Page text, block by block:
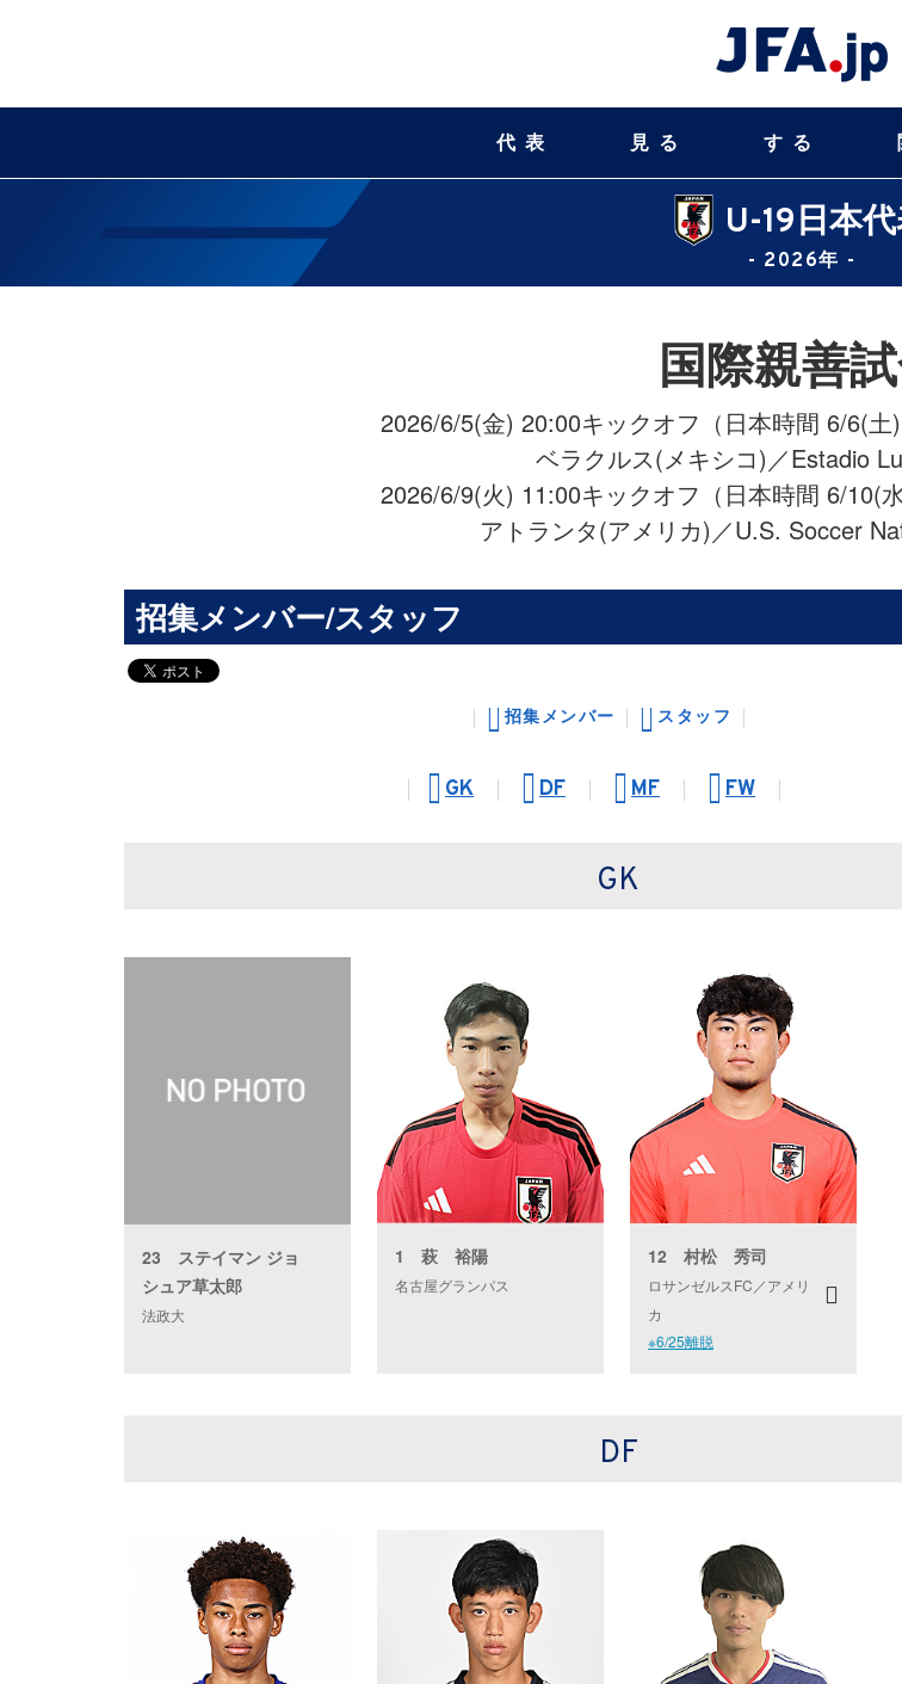
代表 見る する
U-19日本
- 2026年 -
国際親善
2026/6/5(金) 20:00キックオフ（日本時間 6/6(
ベラクルス(メキシコ)／Estadio
2026/6/9(火) 11:00キックオフ（日本時間 6/10(
アトランタ(アメリカ)／U.S. Soccer
招集メンバー/スタッフ
招集メンバー スタッフ
GK DF MF FW
GK
23 ステイマン ジョ
シュア草太郎
法政大
1 萩 裕陽
名古屋グランパス
12 村松 秀司
ロサンゼルスFC／アメリ
カ
※6/25離脱
DF